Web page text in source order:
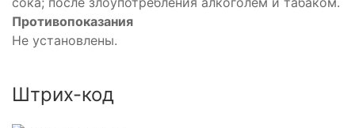
Противопоказания
Не установлены.
Штрих-код